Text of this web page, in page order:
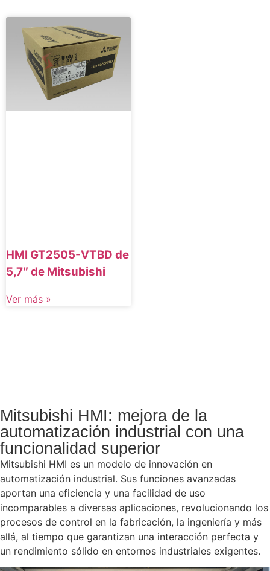
HMI GT2505-VTBD de
5,7″ de Mitsubishi
Ver más »
Mitsubishi HMI: mejora de la
automatización industrial con una
funcionalidad superior
Mitsubishi HMI es un modelo de innovación en
automatización industrial. Sus funciones avanzadas
aportan una eficiencia y una facilidad de uso
incomparables a diversas aplicaciones, revolucionando los
procesos de control en la fabricación, la ingeniería y más
allá, al tiempo que garantizan una interacción perfecta y
un rendimiento sólido en entornos industriales exigentes.